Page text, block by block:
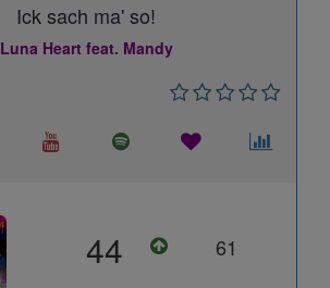
Ick sach ma' so!
Luna Heart feat. Mandy
44 61